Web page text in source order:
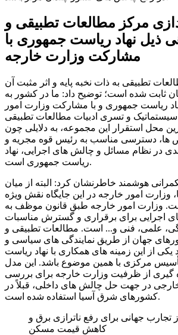
مرکز مطالعات تطبیقی و
ذیل نهاد ریاست جمهوری با
مشارکت وزارت خارجه
تطبیقی به ذات نخبه پایه و اثر مثبت آن
ثابت شده است؛ توضیح داد: ما در کشور به
ریاست جمهوری و با مشارکت وزارت امور
و تسری ادبیات مطالعات تطبیقی
محل استقرار این مجموعه، به دلایلی چون
دسترسی مناسب به رئیس قوه مجریه و
در نظام مسائل و چالش های اجرایی، نهاد
ریاست جمهوری است.
هوشمند خاطرنشان کرد: البته از میان
وزارت امور خارجه در این جایگاه نقش ویژه
وزارت امور خارجه طبق قانون موظف به
اجرایی برای برقراری و گسترش مناسبات
علمی، فنی و... است. مطالعات تطبیقی و
جهان از طریق نمایندگی های سیاسی و
یکی از این زمینه های همکاری با نهاد ریاست
مرکزی با همین موضوع باشد. این مدل
گیری از ظرفیت وزارت خارجه برای بررسی
در جهت حل چالش های داخلی، قبلاً در
کشورهای شرق آسیا استفاده شده است.
تجارب جهانی برای رفع ناترازی برق و
کاهش قیمت مسکن